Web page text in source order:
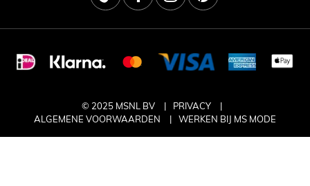
© 2025 MSNL BV
PRIVACY
ALGEMENE VOORWAARDEN
WERKEN BIJ MS MODE